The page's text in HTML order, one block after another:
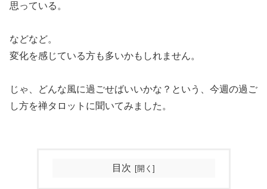
思っている。
などなど。
変化を感じている方も多いかもしれません。
じゃ、どんな風に過ごせばいいかな？という、今週の過ご
し方を禅タロットに聞いてみました。
目次